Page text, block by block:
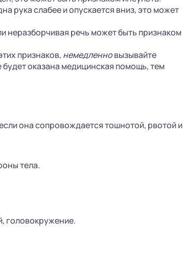
рука слабее и опускается вниз, это может
неразборчивая речь может быть признаком
признаков, немедленновызывайте
оказана медицинская помощь, тем
она сопровождается тошнотой, рвотой и
тела.
головокружение.